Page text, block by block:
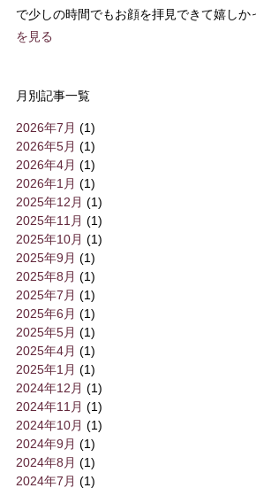
で少しの時間でもお顔を拝見できて嬉し
を見る
月別記事一覧
2026年7月 (1)
2026年5月 (1)
2026年4月 (1)
2026年1月 (1)
2025年12月 (1)
2025年11月 (1)
2025年10月 (1)
2025年9月 (1)
2025年8月 (1)
2025年7月 (1)
2025年6月 (1)
2025年5月 (1)
2025年4月 (1)
2025年1月 (1)
2024年12月 (1)
2024年11月 (1)
2024年10月 (1)
2024年9月 (1)
2024年8月 (1)
2024年7月 (1)